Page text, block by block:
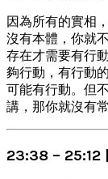
因為所有的實相
沒有本體，你就
存在才需要有行
夠行動，有行動
可能有行動。但
講，那你就沒有常
23:38 – 25:12